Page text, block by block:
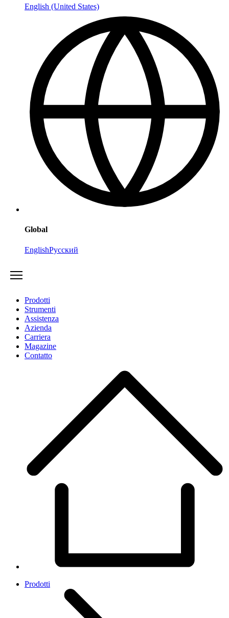
English (United States)
Global
EnglishРусский
Prodotti
Strumenti
Assistenza
Azienda
Carriera
Magazine
Contatto
Prodotti